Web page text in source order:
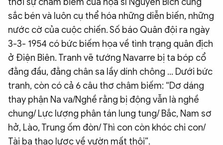
sắc bén và luôn cụ thể hóa những diễn biến, những
nước cờ của cuộc chiến. Số báo Quân đội ra ngày
3-3- 1954 có bức biếm họa về tình trạng quân địch
ở Điện Biên. Tranh vẽ tướng Navarre bị ta bóp cổ
đằng đầu, đằng chân sa lầy dính chông … Dưới bức
tranh, còn có cả 6 câu thơ châm biếm: “Dơ dáng
thay phận Na va/Nghề rằng bị động vẫn là nghề
chung/ Lực lượng phân tán lung tung/ Bắc, Nam sơ
hở, Lào, Trung ốm đòn/ Thì con còn khóc chi con/
Tài ba thao lược về vườn mất thôi”.